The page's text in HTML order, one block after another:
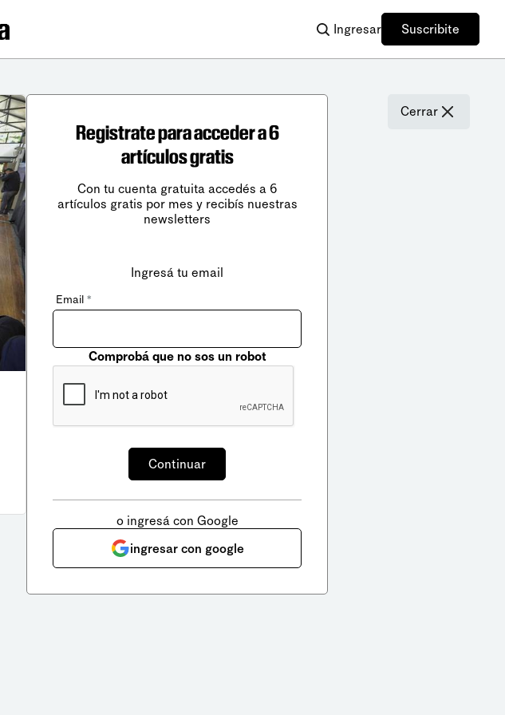
Ingresar Suscribite
Cerrar
Registrate para acceder a 6
artículos gratis
Con tu cuenta gratuita accedés a 6
artículos gratis por mes y recibís nuestras
newsletters
Ingresá tu email
Email *
Comprobá que no sos un robot
o ingresá con Google
ingresar con google